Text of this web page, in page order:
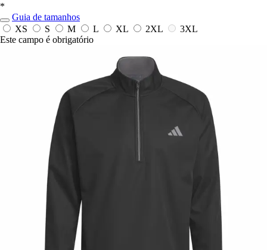
*
Guia de tamanhos
XS
S M L XL 2XL
3XL
Este campo é obrigatório